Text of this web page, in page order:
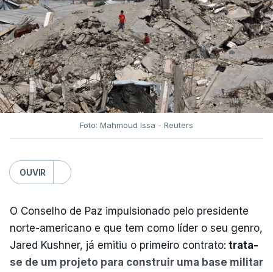
Foto: Mahmoud Issa - Reuters
OUVIR
O Conselho de Paz impulsionado pelo presidente
norte-americano e que tem como líder o seu genro,
Jared Kushner, já emitiu o primeiro contrato: trata-
se de um projeto para construir uma base militar